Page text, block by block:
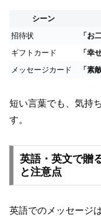
シーン
招待状
「お
ギフトカード
「幸
メッセージカード
「素
短い言葉でも、気持
す。
英語・英文で贈
と注意点
英語でのメッセージ